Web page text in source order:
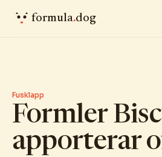
formula.dog
Fusklapp
Formler
apporterar